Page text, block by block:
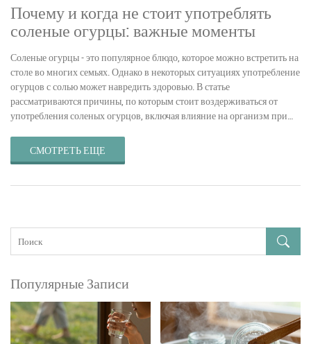
Почему и когда не стоит употреблять
соленые огурцы: важные моменты
Соленые огурцы - это популярное блюдо, которое можно встретить на
столе во многих семьях. Однако в некоторых ситуациях употребление
огурцов с солью может навредить здоровью. В статье
рассматриваются причины, по которым стоит воздерживаться от
употребления соленых огурцов, включая влияние на организм при
правильному хранению и употреблению соленых огурцов. Узнайте,
как избежать негативных последствий и наслаждаться вкусом
СМОТРЕТЬ ЕЩЕ
Популярные Записи